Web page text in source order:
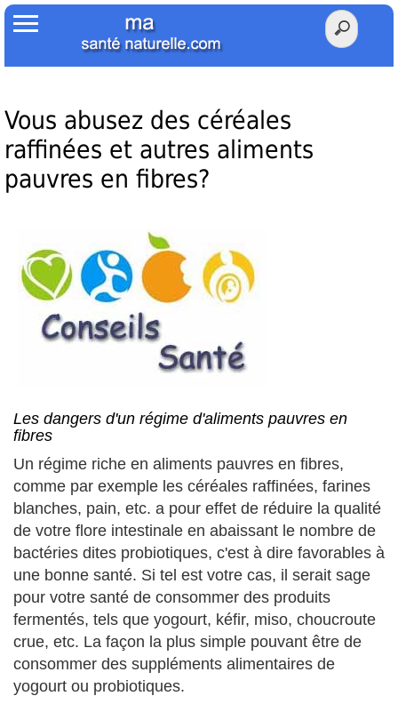
Accueil
Votre Santé
Poids Santé
Herbier
Facebook
Twitter
Vous abusez des céréales
raffinées et autres aliments
pauvres en fibres?
Les dangers d'un régime d'aliments pauvres en
fibres
Un régime riche en aliments pauvres en fibres,
comme par exemple les céréales raffinées, farines
blanches, pain, etc. a pour effet de réduire la qualité
de votre flore intestinale en abaissant le nombre de
bactéries dites probiotiques, c'est à dire favorables à
une bonne santé. Si tel est votre cas, il serait sage
pour votre santé de consommer des produits
fermentés, tels que yogourt, kéfir, miso, choucroute
crue, etc. La façon la plus simple pouvant être de
consommer des suppléments alimentaires de
yogourt ou probiotiques.